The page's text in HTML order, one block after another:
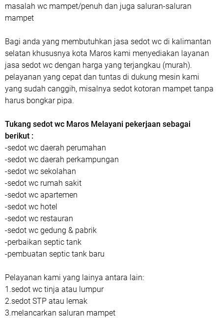
masalah wc mampet/penuh dan juga saluran-saluran
mampet
Bagi anda yang membutuhkan jasa sedot wc di kalimantan
selatan khususnya kota Maros kami menyediakan layanan
jasa sedot wc dengan harga yang terjangkau (murah).
pelayanan yang cepat dan tuntas di dukung mesin kami
yang sudah canggih, misalnya sedot kotoran mampet tanpa
harus bongkar pipa.
Tukang sedot wc Maros Melayani pekerjaan sebagai
berikut :
-sedot wc daerah perumahan
-sedot wc daerah perkampungan
-sedot wc sekolahan
-sedot wc rumah sakit
-sedot wc apartemen
-sedot wc hotel
-sedot wc restauran
-sedot wc gedung & pabrik
-perbaikan septic tank
-pembuatan septic tank baru
Pelayanan kami yang lainya antara lain:
1.sedot wc tinja atau lumpur
2.sedot STP atau lemak
3.melancarkan saluran mampet